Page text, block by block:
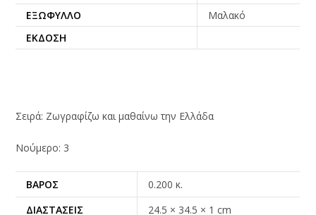
ΕΞΏΦΥΛΛΟ
Μαλακό
ΈΚΔΟΣΗ
Σειρά: Ζωγραφίζω και μαθαίνω την Ελλάδα
Νούμερο: 3
ΒΆΡΟΣ
0.200 κ.
ΔΙΑΣΤΆΣΕΙΣ
24.5 × 34.5 × 1 cm